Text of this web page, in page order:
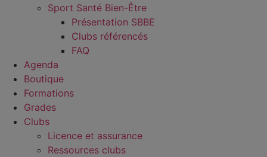
Sport Santé Bien-Être
Présentation SBBE
Clubs référencés
FAQ
Agenda
Boutique
Formations
Grades
Clubs
Licence et assurance
Ressources clubs